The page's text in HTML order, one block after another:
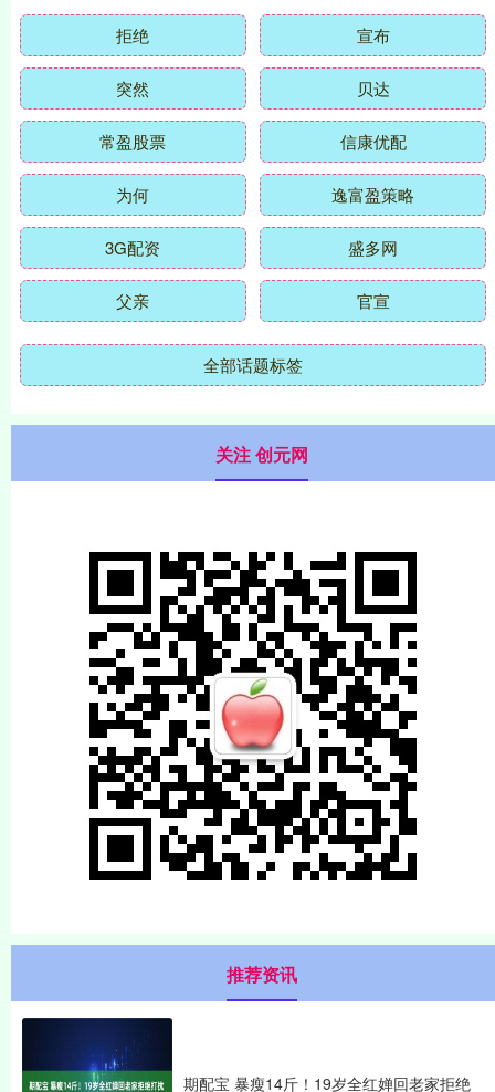
拒绝 宣布
突然 贝达
常盈股票 信康优配
为何 逸富盈策略
3G配资 盛多网
父亲 官宣
全部话题标签
关注 创元网
推荐资讯
期配宝 暴瘦14斤！19岁全红婵回老家拒绝